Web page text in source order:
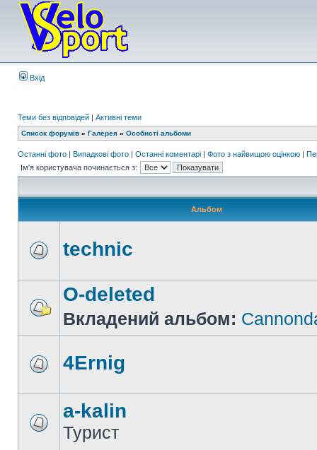
Вхід
Теми без відповідей | Активні теми
Список форумів » Галерея » Особисті альбоми
Останні фото | Випадкові фото | Останні коментарі | Фото з найвищою оцінкою |
Ім'я користувача починається з:
Альбом
technic
O-deleted
Вкладений альбом:
4Ernig
a-kalin
Турист